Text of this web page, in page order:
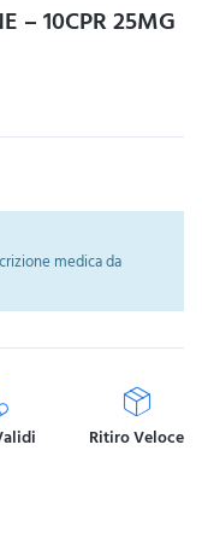
– 10CPR 25MG
medica da
Ritiro Veloce